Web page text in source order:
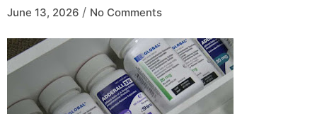
June 13, 2026 / No Comments